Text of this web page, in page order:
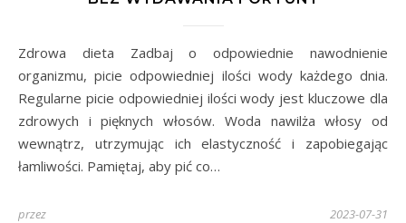
Zdrowa dieta Zadbaj o odpowiednie nawodnienie
organizmu, picie odpowiedniej ilości wody każdego dnia.
Regularne picie odpowiedniej ilości wody jest kluczowe dla
zdrowych i pięknych włosów. Woda nawilża włosy od
wewnątrz, utrzymując ich elastyczność i zapobiegając
łamliwości. Pamiętaj, aby pić co…
przez 2023-07-31